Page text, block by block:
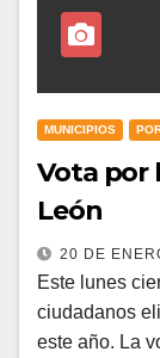
MUNICIPIOS
Vota por
León
20 DE
Este lunes
ciudadanos
este año. La